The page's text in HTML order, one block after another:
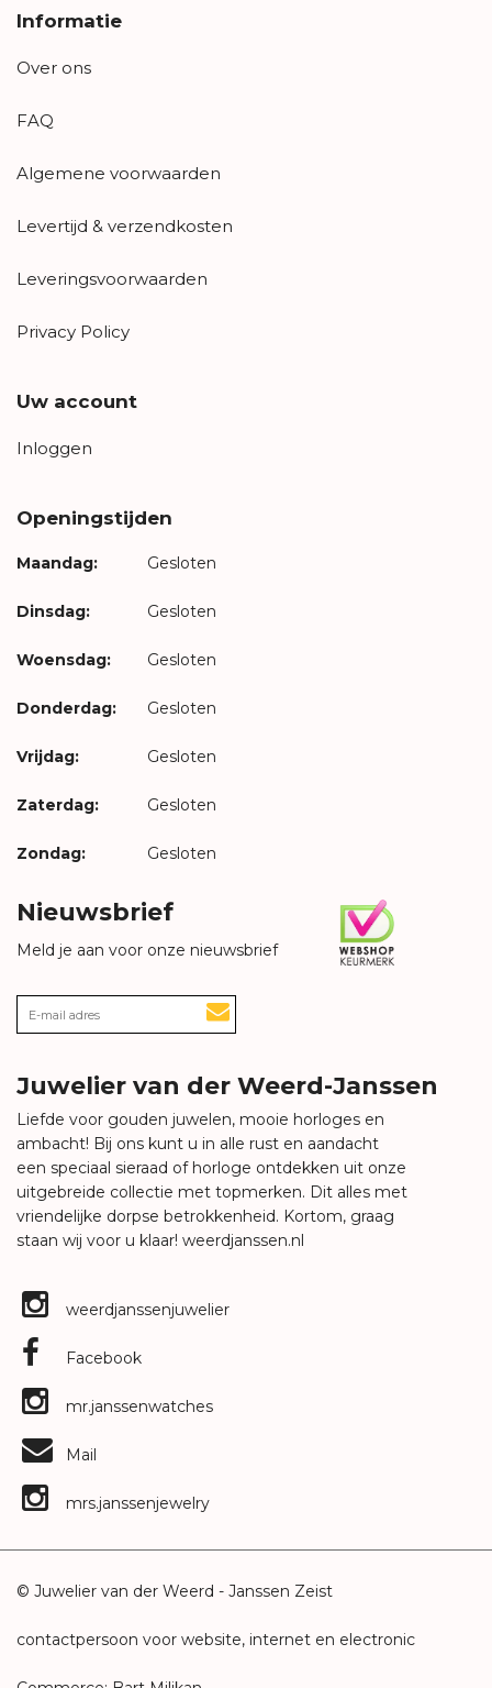
Informatie
Over ons
FAQ
Algemene voorwaarden
Levertijd & verzendkosten
Leveringsvoorwaarden
Privacy Policy
Uw account
Inloggen
Openingstijden
Maandag: Gesloten
Dinsdag: Gesloten
Woensdag: Gesloten
Donderdag: Gesloten
Vrijdag: Gesloten
Zaterdag: Gesloten
Zondag: Gesloten
Nieuwsbrief
Meld je aan voor onze nieuwsbrief
Juwelier van der Weerd-Janssen
Liefde voor gouden juwelen, mooie horloges en
ambacht! Bij ons kunt u in alle rust en aandacht
een speciaal sieraad of horloge ontdekken uit onze
uitgebreide collectie met topmerken. Dit alles met
vriendelijke dorpse betrokkenheid. Kortom, graag
staan wij voor u klaar! weerdjanssen.nl
weerdjanssenjuwelier
Facebook
mr.janssenwatches
Mail
mrs.janssenjewelry
© Juwelier van der Weerd - Janssen Zeist
contactpersoon voor website, internet en electronic